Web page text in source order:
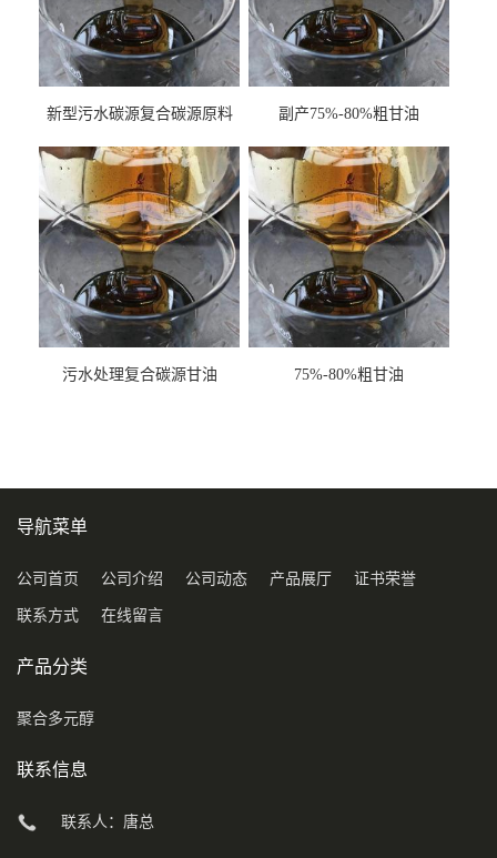
新型污水碳源复合碳源原料
副产75%-80%粗甘油
污水处理复合碳源甘油
75%-80%粗甘油
导航菜单
公司首页 公司介绍 公司动态 产品展厅 证书荣誉
联系方式 在线留言
产品分类
聚合多元醇
联系信息
联系人：唐总